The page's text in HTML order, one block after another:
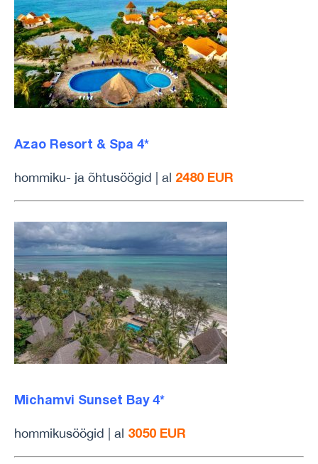
Azao Resort & Spa 4*
hommiku- ja õhtusöögid | al 2480 EUR
Michamvi Sunset Bay 4*
hommikusöögid | al 3050 EUR